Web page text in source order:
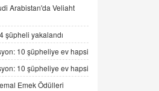
ve dijital
Arabistan'da Veliaht
şüpheli yakalandı
10 şüpheliye ev hapsi
10 şüpheliye ev hapsi
Emek Ödülleri